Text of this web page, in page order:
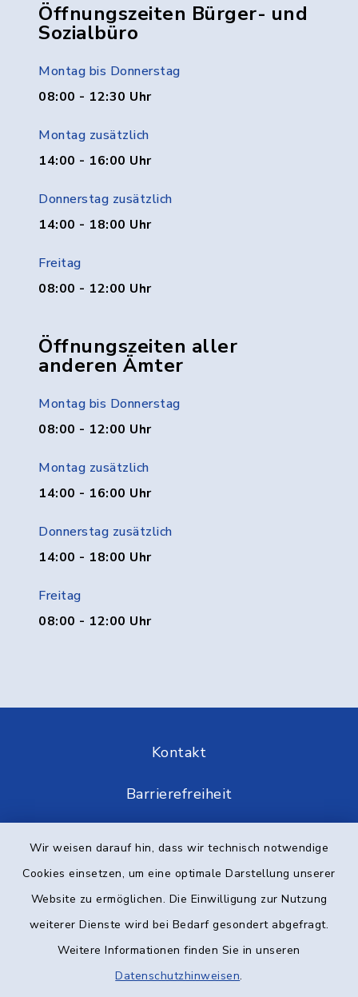
Wir weisen darauf hin, dass wir technisch notwendige
Cookies einsetzen, um eine optimale Darstellung unserer
Website zu ermöglichen. Die Einwilligung zur Nutzung
weiterer Dienste wird bei Bedarf gesondert abgefragt.
Weitere Informationen finden Sie in unseren
Datenschutzhinweisen.
Öffnungszeiten Bürger- und
Sozialbüro
Montag bis Donnerstag
08:00 - 12:30 Uhr
Montag zusätzlich
14:00 - 16:00 Uhr
Donnerstag zusätzlich
14:00 - 18:00 Uhr
Freitag
08:00 - 12:00 Uhr
Öffnungszeiten aller
anderen Ämter
Montag bis Donnerstag
08:00 - 12:00 Uhr
Montag zusätzlich
14:00 - 16:00 Uhr
Donnerstag zusätzlich
14:00 - 18:00 Uhr
Freitag
08:00 - 12:00 Uhr
Kontakt
Barrierefreiheit
Impressum
Elektronische Kommunikation
Sitemap